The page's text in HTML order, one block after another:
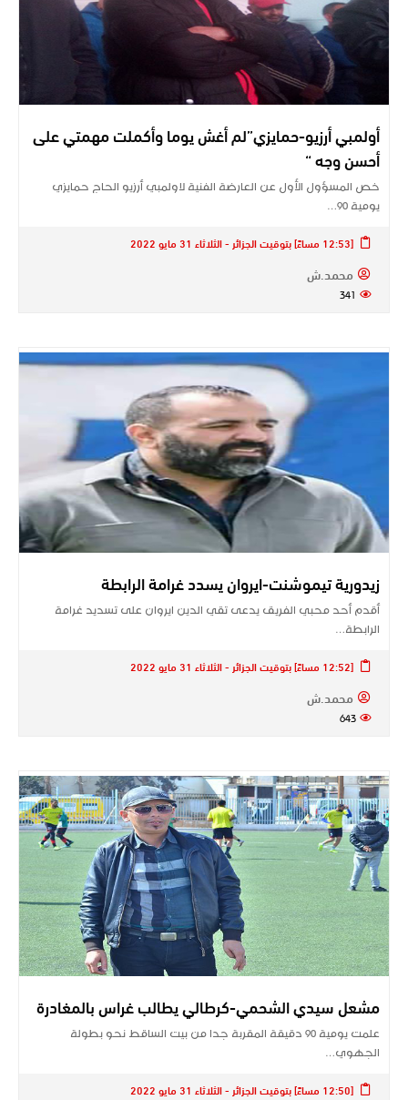
أولمبي أرزيو-حمايزي”لم أغش يوما وأكملت مهمتي على
أحسن وجه “
خص المسؤول الأول عن العارضة الفنية لاولمبي أرزيو الحاج حمايزي
يومية 90…
[12:53 مساءً] بتوقيت الجزائر - الثلاثاء 31 مايو 2022
محمد.ش
341
زيدورية تيموشنت-ايروان يسدد غرامة الرابطة
أقدم أحد محبي الفريق يدعى تقي الدين ايروان على تسديد غرامة
الرابطة…
[12:52 مساءً] بتوقيت الجزائر - الثلاثاء 31 مايو 2022
محمد.ش
643
مشعل سيدي الشحمي-كرطالي يطالب غراس بالمغادرة
علمت يومية 90 دقيقة المقربة جدا من بيت الساقط نحو بطولة
الجهوي…
[12:50 مساءً] بتوقيت الجزائر - الثلاثاء 31 مايو 2022